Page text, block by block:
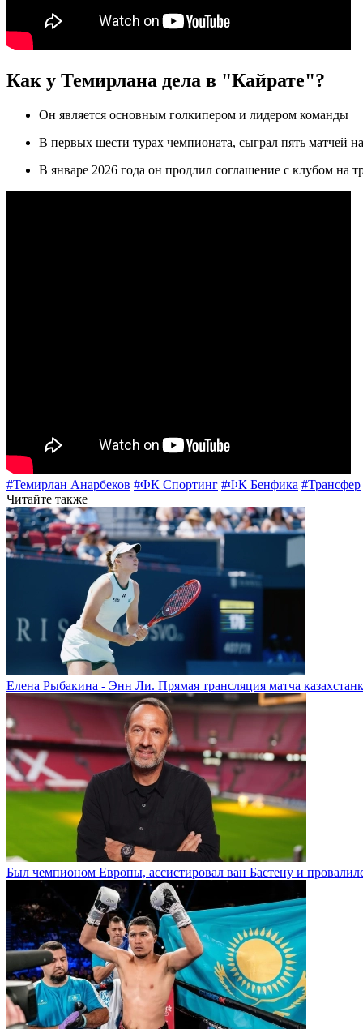
Как у Темирлана дела в "Кайрате"?
Он является основным голкипером и лидером команды
В первых шести турах чемпионата, сыграл пять матчей
В январе 2026 года он продлил соглашение с клубом на
#Темирлан Анарбеков #ФК Спортинг #ФК Бенфика #Трансфер
Читайте также
Елена Рыбакина - Энн Ли. Прямая трансляция матча
Был чемпионом Европы, ассистировал ван Бастену и